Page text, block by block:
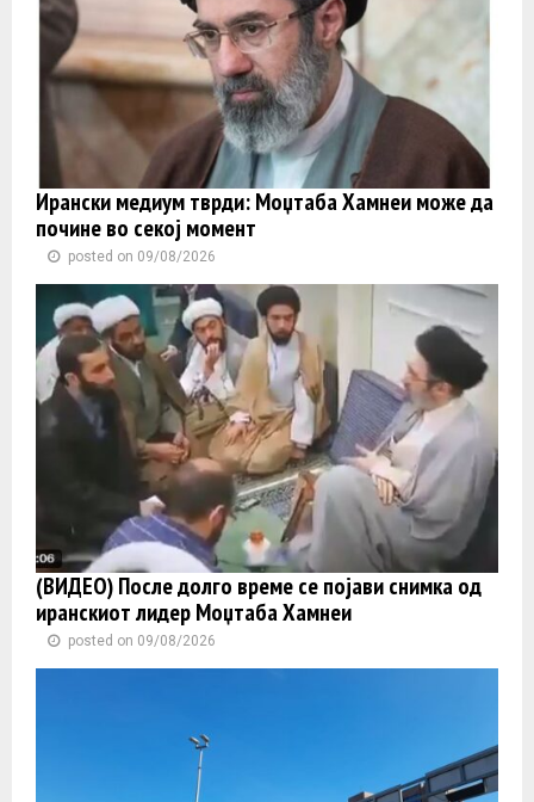
Ирански медиум тврди: Моџтаба Хамнеи може да
почине во секој момент
posted on 09/08/2026
(ВИДЕО) После долго време се појави снимка од
иранскиот лидер Моџтаба Хамнеи
posted on 09/08/2026